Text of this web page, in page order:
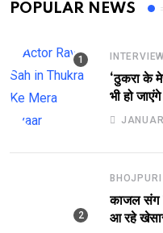
POPULAR NEWS
‘ठुकरा के
भी हो
दमदार
BHOJPURI
काजल संग
आ रहे